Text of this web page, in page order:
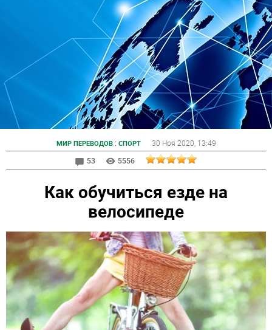
МИР ПЕРЕВОДОВ: СПОРТ 30 Ноя 2020 , 13:49
53
5556
Как обучиться езде на
велосипеде